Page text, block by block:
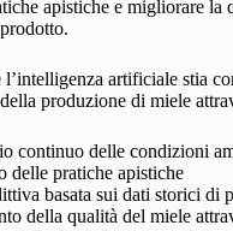
apistiche e migliorare la
l’intelligenza artificiale stia
produzione di miele
continuo delle condizioni
delle pratiche apistiche
basata sui dati storici di
della qualità del miele